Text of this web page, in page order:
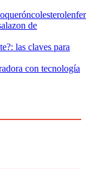
colesterol
de
las claves para
con tecnología